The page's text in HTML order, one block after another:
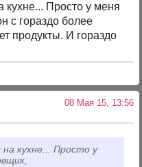
Просто у меня
с гораздо более
продукты. И гораздо
08 Мая 15, 13:56
кухне... Просто у